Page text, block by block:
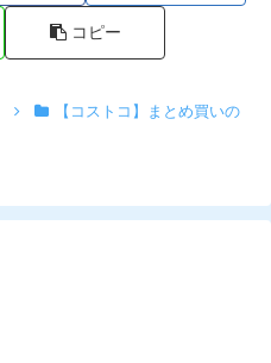
コピー
【コストコ】まとめ買いの